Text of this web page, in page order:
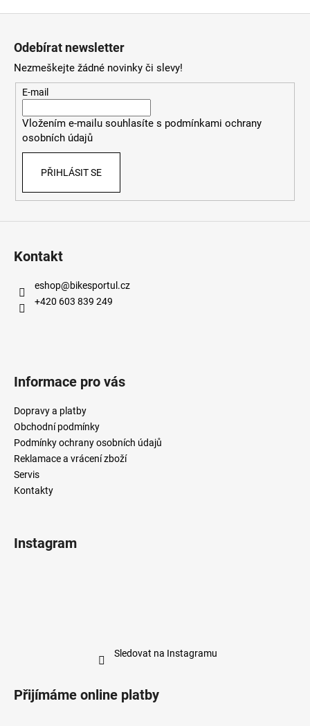
Odebírat newsletter
Nezmeškejte žádné novinky či slevy!
E-mail
Vložením e-mailu souhlasíte s podmínkami ochrany
osobních údajů
PŘIHLÁSIT SE
Kontakt
eshop@bikesportul.cz
+420 603 839 249
Informace pro vás
Dopravy a platby
Obchodní podmínky
Podmínky ochrany osobních údajů
Reklamace a vrácení zboží
Servis
Kontakty
Instagram
Sledovat na Instagramu
Přijímáme online platby